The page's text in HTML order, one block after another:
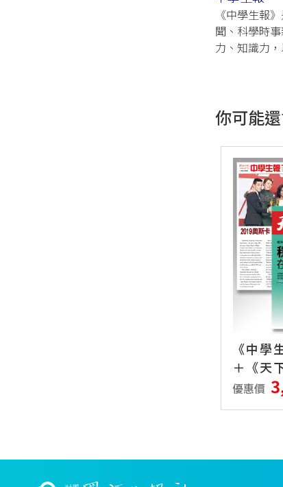
《中學生報
聞、科學時
力、知識力
你可能
《中學
＋《天
期
優惠價